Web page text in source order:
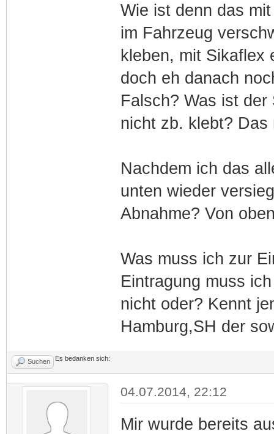
Wie ist denn das
im Fahrzeug
kleben, mit Sikaflex
doch eh danach
Falsch? Was ist
nicht zb. klebt? Das
Nachdem ich das
unten wieder
Abnahme? Von
Was muss ich zur
Eintragung muss
nicht oder? Kennt
Hamburg,SH der
Suchen Es bedanken sich:
04.07.2014, 22:12
Mir wurde bereits